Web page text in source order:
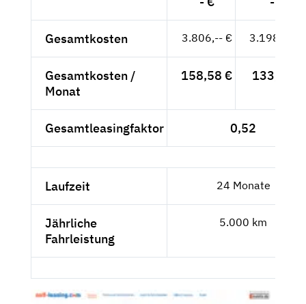
Gesamtkosten 3.806,-- € 3.198,32 €
Gesamtkosten /
Monat
158,58 € 133,26 €
Gesamtleasingfaktor 0,52
Laufzeit 24 Monate
Jährliche
Fahrleistung
5.000 km